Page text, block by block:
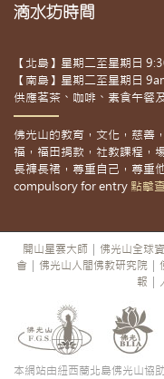
滴水坊時間
【北島】星期二至星期日
【南島】星期二至星期日
供應茗茶、咖啡、素食午餐
佛光山的教育，文化，慈善
福，福田捐款，社教課程，
長褲長裙，尊重自己，尊重
compulsory for entry 點擊
開山星雲大師 佛光山全球
會
佛光山人間佛教研究院
報
本網站由紐西蘭北島佛光山協